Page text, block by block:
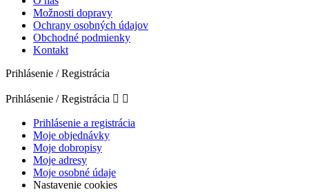
Možnosti dopravy
Ochrany osobných údajov
Obchodné podmienky
Kontakt
Prihlásenie / Registrácia
Prihlásenie / Registrácia  
Prihlásenie a registrácia
Moje objednávky
Moje dobropisy
Moje adresy
Moje osobné údaje
Nastavenie cookies